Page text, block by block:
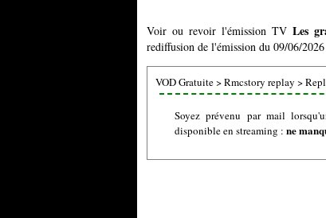
Voir ou revoir l'émission TV Les
rediffusion de l'émission du 09/06/
VOD Gratuite>Rmcstory replay >
Soyez prévenu par mail
disponible en streaming : ne